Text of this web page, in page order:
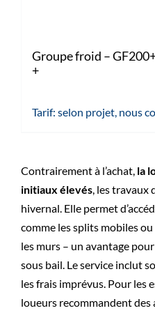
Groupe froid –
+
Tarif: selon projet, nous
Contrairement à l’achat, la
initiaux élevés, les travaux
hivernal. Elle permet
comme les splits mobiles
les murs – un avantage
sous bail. Le service inclut
les frais imprévus. Pour les
loueurs recommandent des